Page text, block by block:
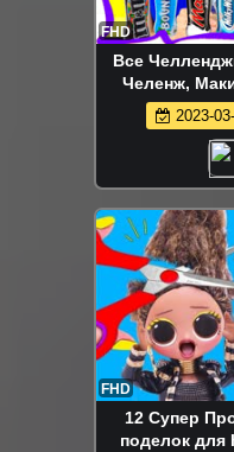
FHD
Все
Челенж,
Челлендж, Блинный Челлендж и др. -
ШОКОЛАДА
2023-
FHD
12 Супер
поделок